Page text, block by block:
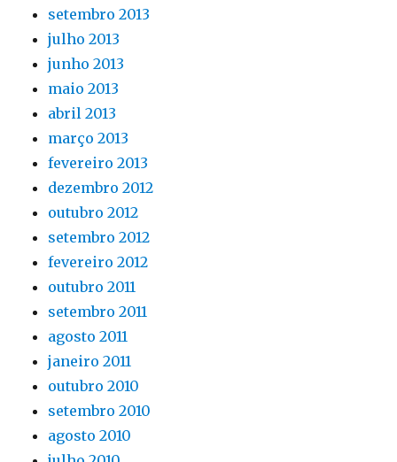
setembro 2013
julho 2013
junho 2013
maio 2013
abril 2013
março 2013
fevereiro 2013
dezembro 2012
outubro 2012
setembro 2012
fevereiro 2012
outubro 2011
setembro 2011
agosto 2011
janeiro 2011
outubro 2010
setembro 2010
agosto 2010